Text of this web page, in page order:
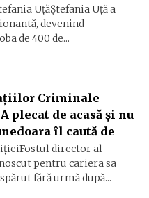
UțăŞtefania Uță a
devenind
de 400 de...
Criminale
plecat de acasă și nu
îl caută de
director al
pentru cariera sa
fără urmă după...